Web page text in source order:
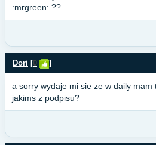
:mrgreen: ??
Dori [0 ]
a sorry wydaje mi sie ze w daily mam
jakims z podpisu?